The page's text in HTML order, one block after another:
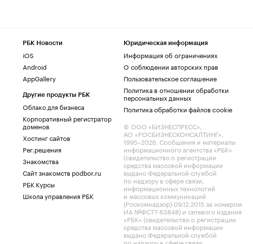
РБК Новости
iOS
Android
AppGallery
Другие продукты РБК
Облако для бизнеса
Корпоративный регистратор
доменов
Хостинг сайтов
Рег.решения
Знакомства
Сайт знакомств podbor.ru
РБК Курсы
Школа управления РБК
Юридическая информация
Информация об ограничениях
О соблюдении авторских прав
Пользовательское соглашение
Политика в отношении обработки
персональных данных
Политика обработки файлов cookie
© ООО «БИЗНЕСПРЕСС»,
АО «РОСБИЗНЕСКОНСАЛТИНГ»,
1995–2026. Сообщения и материалы
информационного агентства «РБК»
(свидетельство о регистрации
средства массовой информации
выдано Федеральной службой
по надзору в сфере связи,
информационных технологий
и массовых коммуникаций
(Роскомнадзор) 09.12.2015 за номером
ИА №ФС77-63848) и сетевого издания
«РБК» (свидетельство о регистрации
средства массовой информации
выдано Федеральной службой
по надзору в сфере связи,